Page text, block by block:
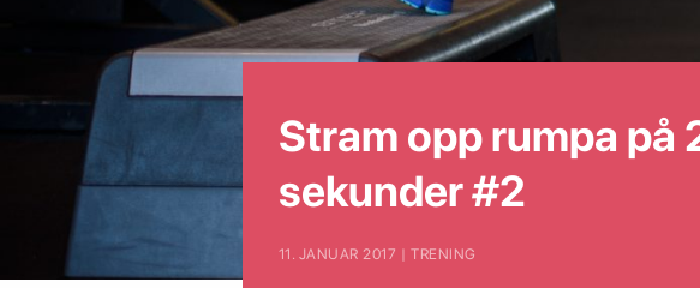
Stram opp rumpa på
sekunder #2
11. JANUAR 2017 | TRENING